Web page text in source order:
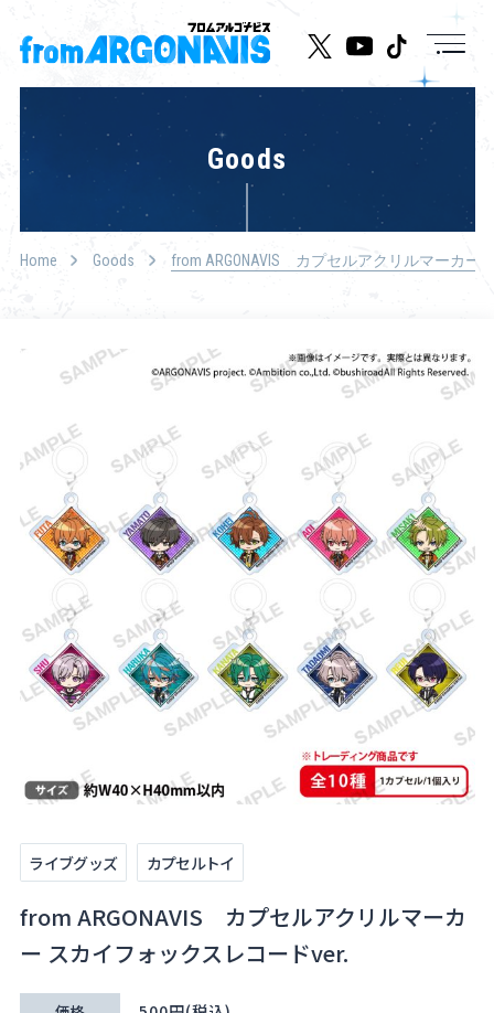
Live/Event
Character
Cast
Goods
Navi Art
Chronicle
Special
Goods
Home Goods from ARGONAVIS カプセルアクリルマーカー
ライブグッズ カプセルトイ
from ARGONAVIS カプセルアクリルマーカ
ー スカイフォックスレコードver.